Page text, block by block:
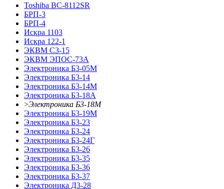
Toshiba BC-8112SR
БРП-3
БРП-4
Искра 1103
Искра 122-1
ЭКВМ С3-15
ЭКВМ ЭПОС-73А
Электроника Б3-05М
Электроника Б3-14
Электроника Б3-14М
Электроника Б3-18А
>Электроника Б3-18М
Электроника Б3-19М
Электроника Б3-23
Электроника Б3-24
Электроника Б3-24Г
Электроника Б3-26
Электроника Б3-35
Электроника Б3-36
Электроника Б3-37
Электроника Д3-28